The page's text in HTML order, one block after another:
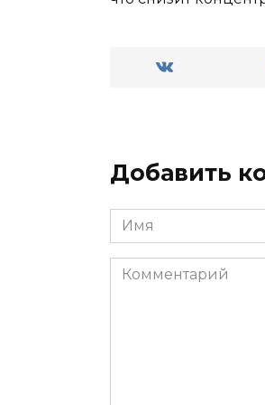
Добавить
Имя
*
Комментарий